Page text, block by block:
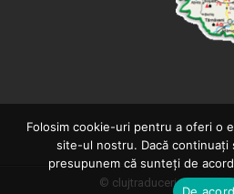
© clujtraduceri.ro, o
Folosim cookie-uri pentru a oferi o
site-ul nostru. Dacă continuați
presupunem că sunteți de
De acord